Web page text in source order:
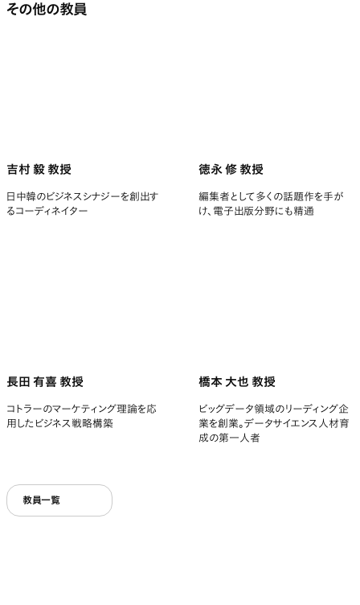
その他の教員
吉村 毅 教授
日中韓のビジネスシナジーを創出す
るコーディネイター
徳永 修 教授
編集者として多くの話題作を手が
け、電子出版分野にも精通
長田 有喜 教授
コトラーのマーケティング理論を応
用したビジネス戦略構築
橋本 大也 教授
ビッグデータ領域のリーディング企
業を創業。データサイエンス人材育
成の第一人者
教員一覧